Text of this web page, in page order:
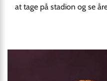
at tage på stadion og se